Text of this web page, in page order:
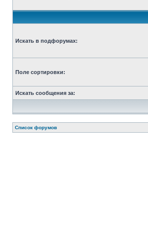
Искать в подфорумах:
Поле сортировки:
Искать сообщения за:
Список форумов